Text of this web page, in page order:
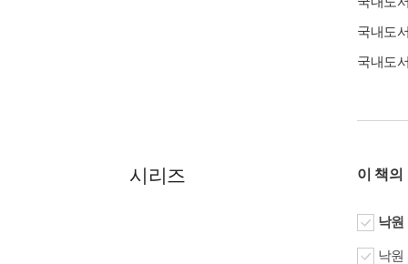
국내도
국내도
시리즈 이 책의
낙원
낙원